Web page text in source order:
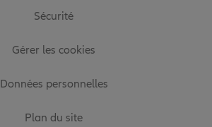
Sécurité
Gérer les cookies
Données personnelles
Plan du site